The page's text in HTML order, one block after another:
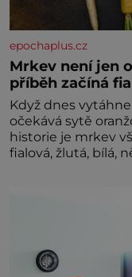
epochaplus.cz
Mrkev není jen
příběh začíná
Když dnes
očekává sytě
historie je mrkev
fialová, žlutá, bílá,
nedokážeme